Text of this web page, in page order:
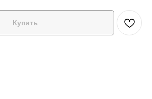
Купить